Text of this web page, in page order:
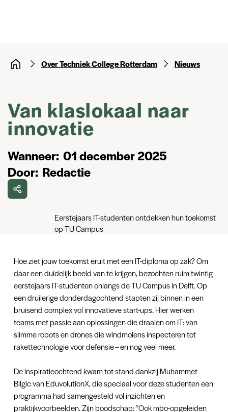
Over Techniek College Rotterdam Nieuws
Van klaslokaal naar
innovatie
Wanneer 01 december 2025
Door Redactie
Eerstejaars IT-studenten ontdekken hun toekomst
op TU Campus
Hoe ziet jouw toekomst eruit met een IT-diploma op zak? Om
daar een duidelijk beeld van te krijgen, bezochten ruim twintig
eerstejaars IT-studenten onlangs de TU Campus in Delft. Op
een druilerige donderdagochtend stapten zij binnen in een
bruisend complex vol innovatieve start-ups. Hier werken
teams met passie aan oplossingen die draaien om IT: van
slimme robots en drones die windmolens inspecteren tot
rakettechnologie voor defensie – en nog veel meer.
De inspiratieochtend kwam tot stand dankzij Muhammet
Bilgic van EduvolutionX, die speciaal voor deze studenten een
programma had samengesteld vol inzichten en
praktijkvoorbeelden. Zijn boodschap: ‘’Ook mbo-opgeleiden